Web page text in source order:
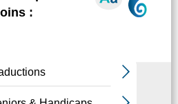
et vendredis de 10 h à 21 h